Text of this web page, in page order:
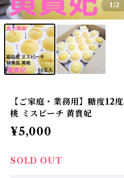
1/2
【ご家庭・業務用】糖度12
桃 ミスピーチ 黄貴妃
¥5,000
SOLD OUT